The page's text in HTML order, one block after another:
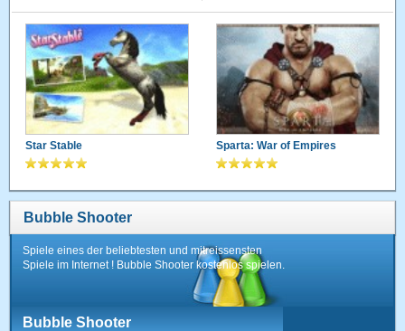
Star Stable Sparta: War of Empires
Bubble Shooter
Spiele eines der beliebtesten und mitreissensten
Spiele im Internet ! Bubble Shooter kostenlos spielen.
Bubble Shooter